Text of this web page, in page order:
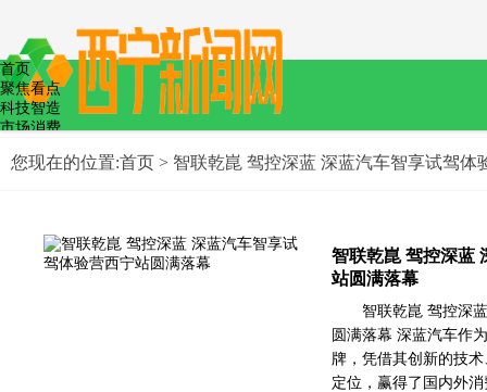
首页
聚焦看点
科技智造
市场消费
文娱体育
政策法制
您现在的位置:首页 > 智联乾崑 驾控深蓝 深蓝汽车智享试驾体
智联乾崑 驾控深蓝
站圆满落幕
智联乾崑 驾控深
圆满落幕 深蓝汽车作
牌，凭借其创新的技
定位，赢得了国内外